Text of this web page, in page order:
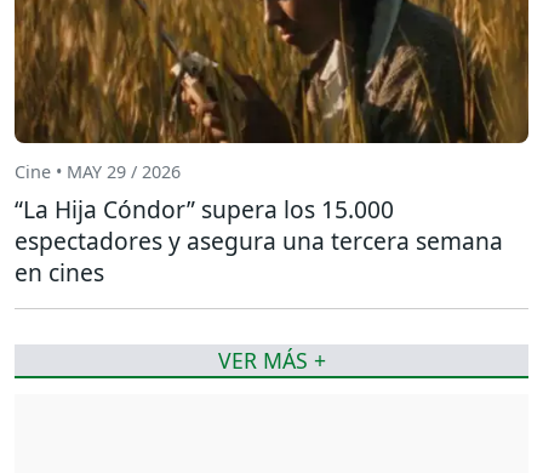
Cine • MAY 29 / 2026
“La Hija Cóndor” supera los 15.000
espectadores y asegura una tercera semana
en cines
VER MÁS +